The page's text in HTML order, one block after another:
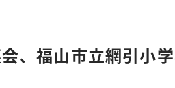
、福山市立網引小